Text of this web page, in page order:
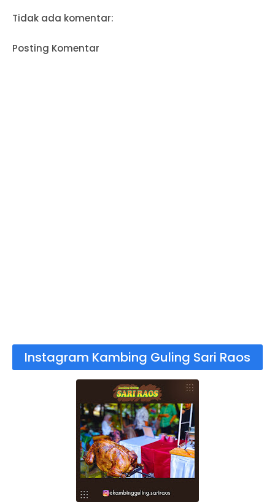
Tidak ada komentar:
Posting Komentar
Instagram Kambing Guling Sari Raos